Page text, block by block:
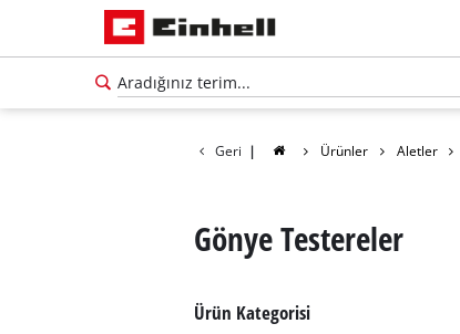
Geri | Ürünler Aletler
Gönye Testereler
Ürün Kategorisi